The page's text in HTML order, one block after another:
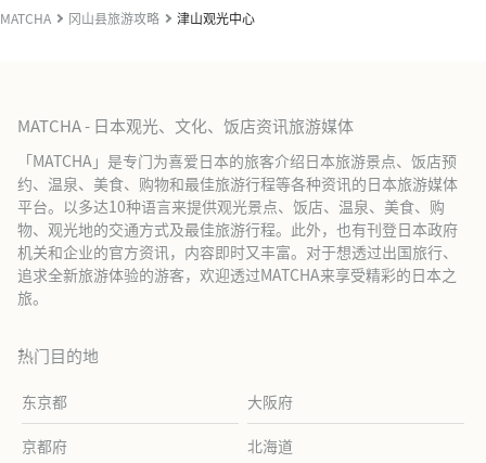
MATCHA 冈山县旅游攻略 津山观光中心
MATCHA - 日本观光、文化、饭店资讯旅游媒体
「MATCHA」是专门为喜爱日本的旅客介绍日本旅游景点、饭店预
约、温泉、美食、购物和最佳旅游行程等各种资讯的日本旅游媒体
平台。以多达10种语言来提供观光景点、饭店、温泉、美食、购
物、观光地的交通方式及最佳旅游行程。此外，也有刊登日本政府
机关和企业的官方资讯，内容即时又丰富。对于想透过出国旅行、
追求全新旅游体验的游客，欢迎透过MATCHA来享受精彩的日本之
旅。
热门目的地
东京都 大阪府
京都府 北海道